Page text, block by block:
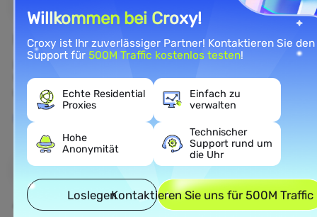
E-Commerce
Rufen Sie öffentliche E-Commerce-Daten ab, um die
Wettbewerbsintelligenz und das Verständnis des E-
Commerce-Marktes zu verbessern.
Mehr erfahren
Ad Verification
Willkommen bei Croxy!
Croxy ist Ihr zuverlässiger Partner! Kontaktieren Sie den
Support für500M Traffic kostenlos testen!
Echte Residential
Proxies
Einfach zu
verwalten
Hohe
Anonymität
Technischer
Support rund um
die Uhr
LoslegenKontaktieren Sie uns für 500M